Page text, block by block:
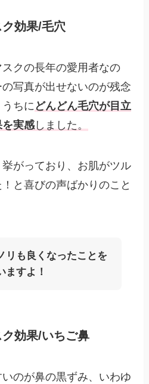
効果/毛穴
クの長年の愛用者なの
写真が出せないのが残念
ちに どんどん毛穴が目立
を実感しました。
がっており、お肌がツル
と喜びの声ばかりのこと
リも良くなったことを
ますよ！
効果/いちご鼻
のが鼻の黒ずみ、いわゆ